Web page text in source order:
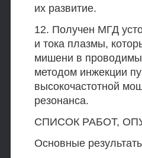
их развитие.
12. Получен МГД
и тока плазмы,
мишени в
методом инжекции
высокочастотной
резонанса.
СПИСОК РАБОТ,
Основные